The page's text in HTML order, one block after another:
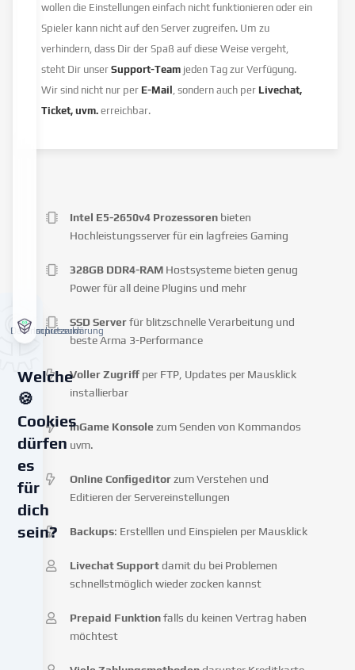
wollen die Einstellungen einfach nicht funktionieren oder ein
Spieler kann nicht auf den Server zugreifen. Um zu
verhindern, dass Dir der Spaß auf diese Weise vergeht,
steht Dir unserSupport-Team jeden Tag zur Verfügung.
Wir sind nicht nur per E-Mail , sondern auch per Livechat,
Ticket, uvm. erreichbar.
Intel E5-2650v4 Prozessoren bieten
Hochleistungsserver für ein lagfreies Gaming
328GB DDR4-RAM Hostsysteme bieten genug
Power für all deine Plugins und mehr
SSD Serverfür blitzschnelle Verarbeitung und
beste Arma 3-Performance
Voller Zugriff per FTP, Updates per Mausklick
installierbar
InGame Konsole zum Senden von Kommandos
uvm.
Online Configeditorzum Verstehen und
Editieren der Servereinstellungen
Backups: Erstelllen und Einspielen per Mausklick
Livechat Support damit du bei Problemen
schnellstmöglich wieder zocken kannst
Prepaid Funktionfalls du keinen Vertrag haben
möchtest
Datenschutzerklärung
Impressum
Welche
🍪
Cookies
dürfen
es
für
dich
sein?
verwenden